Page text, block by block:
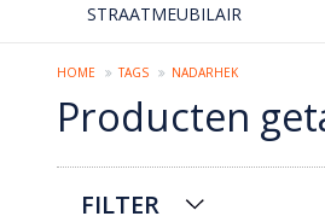
STRAATMEUBILAIR
HOME TAGS NADARHEK
Producten
FILTER